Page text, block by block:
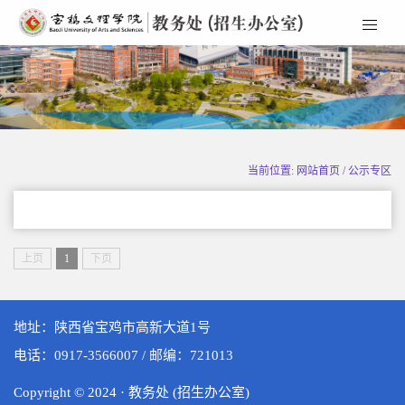
当前位置: 网站首页 / 公示专区
上页 1 下页
地址：陕西省宝鸡市高新大道1号
电话：0917-3566007 / 邮编：721013
Copyright © 2024 · 教务处 (招生办公室)